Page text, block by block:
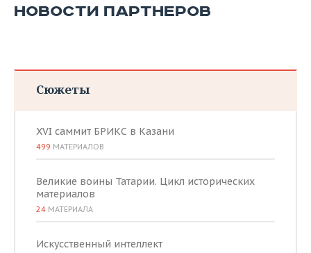
НОВОСТИ ПАРТНЕРОВ
Сюжеты
XVI саммит БРИКС в Казани
499 МАТЕРИАЛОВ
Великие воины Татарии. Цикл исторических
материалов
24 МАТЕРИАЛА
Искусственный интеллект